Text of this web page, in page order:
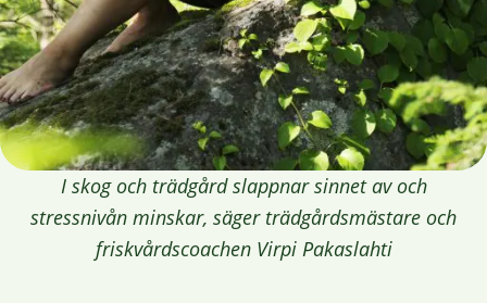
I skog och trädgård slappnar sinnet av och
stressnivån minskar, säger trädgårdsmästare och
friskvårdscoachen Virpi Pakaslahti